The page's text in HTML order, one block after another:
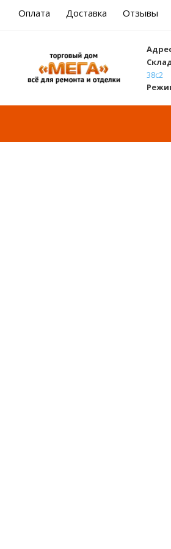
Оплата Доставка Отзывы
38с2